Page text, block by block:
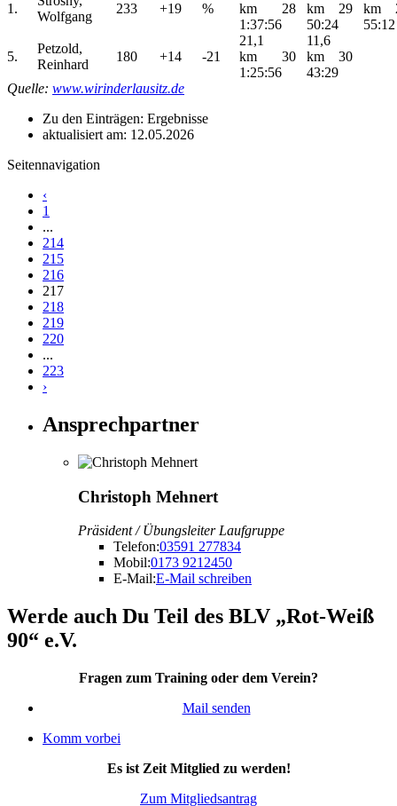
1.
Wolfgang
233 +19 %
km
1:37:56
28
km
50:24
29
km
55:12
5.
Petzold,
Reinhard
180 +14 -21
21,1
km
1:25:56
30
11,6
km
43:29
30
Quelle: www.wirinderlausitz.de
Zu den Einträgen: Ergebnisse
aktualisiert am: 12.05.2026
Seitennavigation
‹
1
...
214
215
216
217
218
219
220
...
223
›
Ansprechpartner
Christoph Mehnert
Präsident / Übungsleiter Laufgruppe
Telefon:03591 277834
Mobil:0173 9212450
E-Mail:E-Mail schreiben
Werde auch Du Teil des BLV „Rot-Weiß
90“ e.V.
Fragen zum Training oder dem Verein?
Mail senden
Komm vorbei
Es ist Zeit Mitglied zu werden!
Zum Mitgliedsantrag